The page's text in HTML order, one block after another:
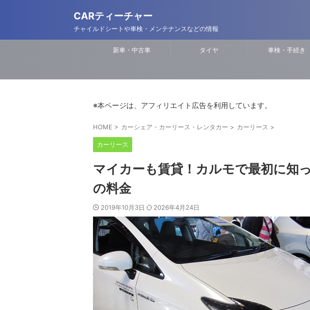
CARティーチャー
チャイルドシートや車検・メンテナンスなどの情報
新車・中古車 タイヤ 車検・手続き
※本ページは、アフィリエイト広告を利用しています。
HOME > カーシェア・カーリース・レンタカー > カーリース >
カーリース
マイカーも賃貸！カルモで最初に知
の料金
2019年10月3日 2026年4月24日